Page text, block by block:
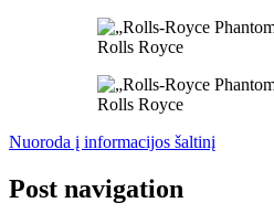
Rolls Royce
Rolls Royce
Nuoroda į informacijos šaltinį
Post navigation